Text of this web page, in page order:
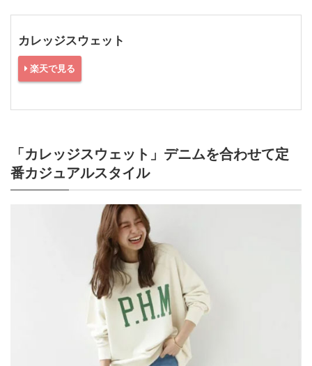
カレッジスウェット
楽天で見る
「カレッジスウェット」デニムを合わせて定
番カジュアルスタイル